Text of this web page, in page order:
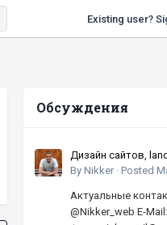
Existing user?
Обсуждения
Дизайн сайтов,
баннеров, шапок |
By Nikker · Posted
Актуальные
@Nikker_web E-Mail: